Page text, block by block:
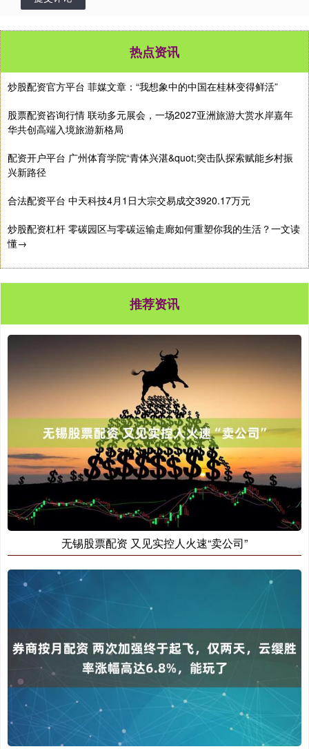
热点资讯
炒股配资官方平台 菲媒文章：“我想象中的中国在桂林变得鲜活”
股票配资咨询行情 联动多元展会，一场2027亚洲旅游大赏水岸嘉年
华共创高端入境旅游新格局
配资开户平台 广州体育学院“青体兴湛&quot;突击队探索赋能乡村振
兴新路径
合法配资平台 中天科技4月1日大宗交易成交3920.17万元
炒股配资杠杆 零碳园区与零碳运输走廊如何重塑你我的生活？一文读
懂→
推荐资讯
无锡股票配资 又见实控人火速“卖公司”